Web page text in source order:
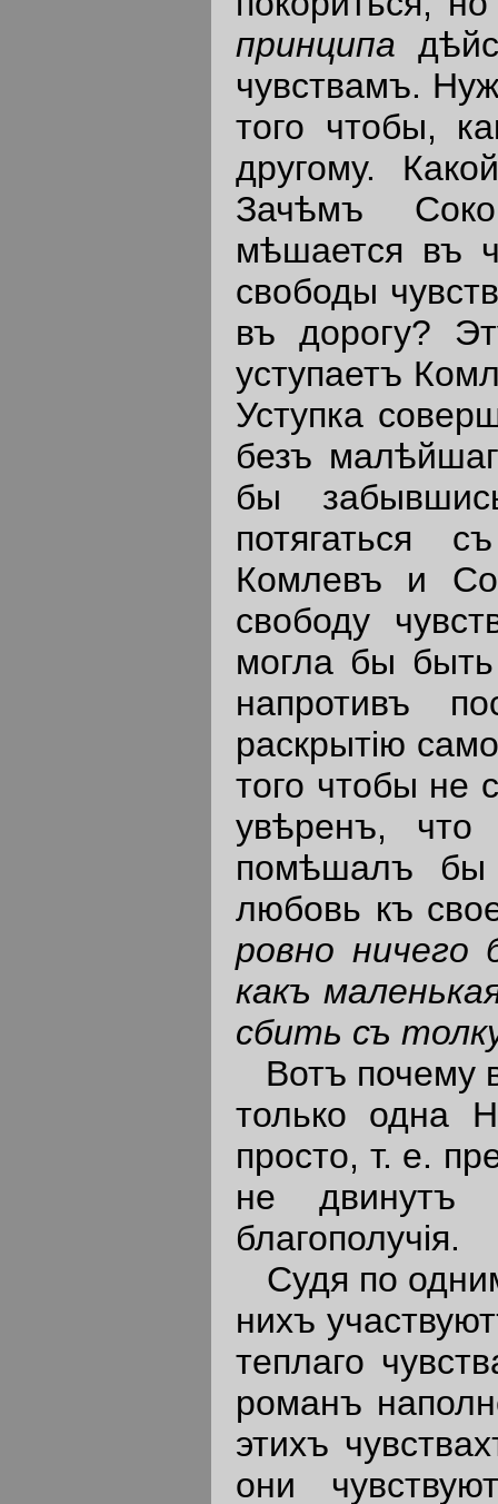
принципа
чувствамъ.
того чтобы,
другому.
Зачѣмъ
мѣшается въ
свободы
въ дорогу?
уступаетъ
Уступка
безъ
бы
потягаться
Комлевъ и
свободу
могла бы
напротивъ
раскрытiю
того чтобы не
увѣренъ,
помѣшалъ бы
любовь къ
ровно ничего
какъ
сбить съ
Вотъ почему
только одна
просто, т. е.
не двинутъ
благополучiя.
Судя по
нихъ
теплаго
романъ
этихъ
они